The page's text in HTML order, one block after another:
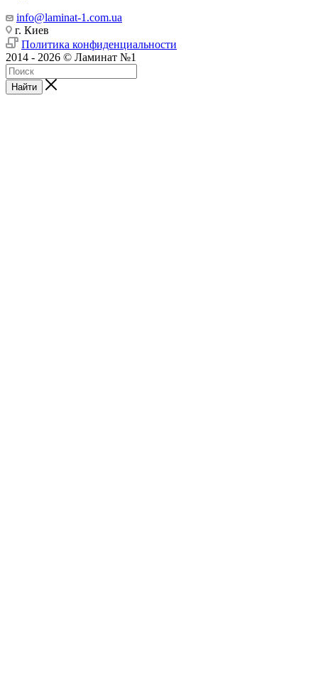
info@laminat-1.com.ua
г. Киев
Политика конфиденциальности
2014 - 2026 © Ламинат №1
Найти